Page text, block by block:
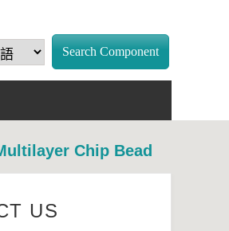
Search Component
Chip Bead
US